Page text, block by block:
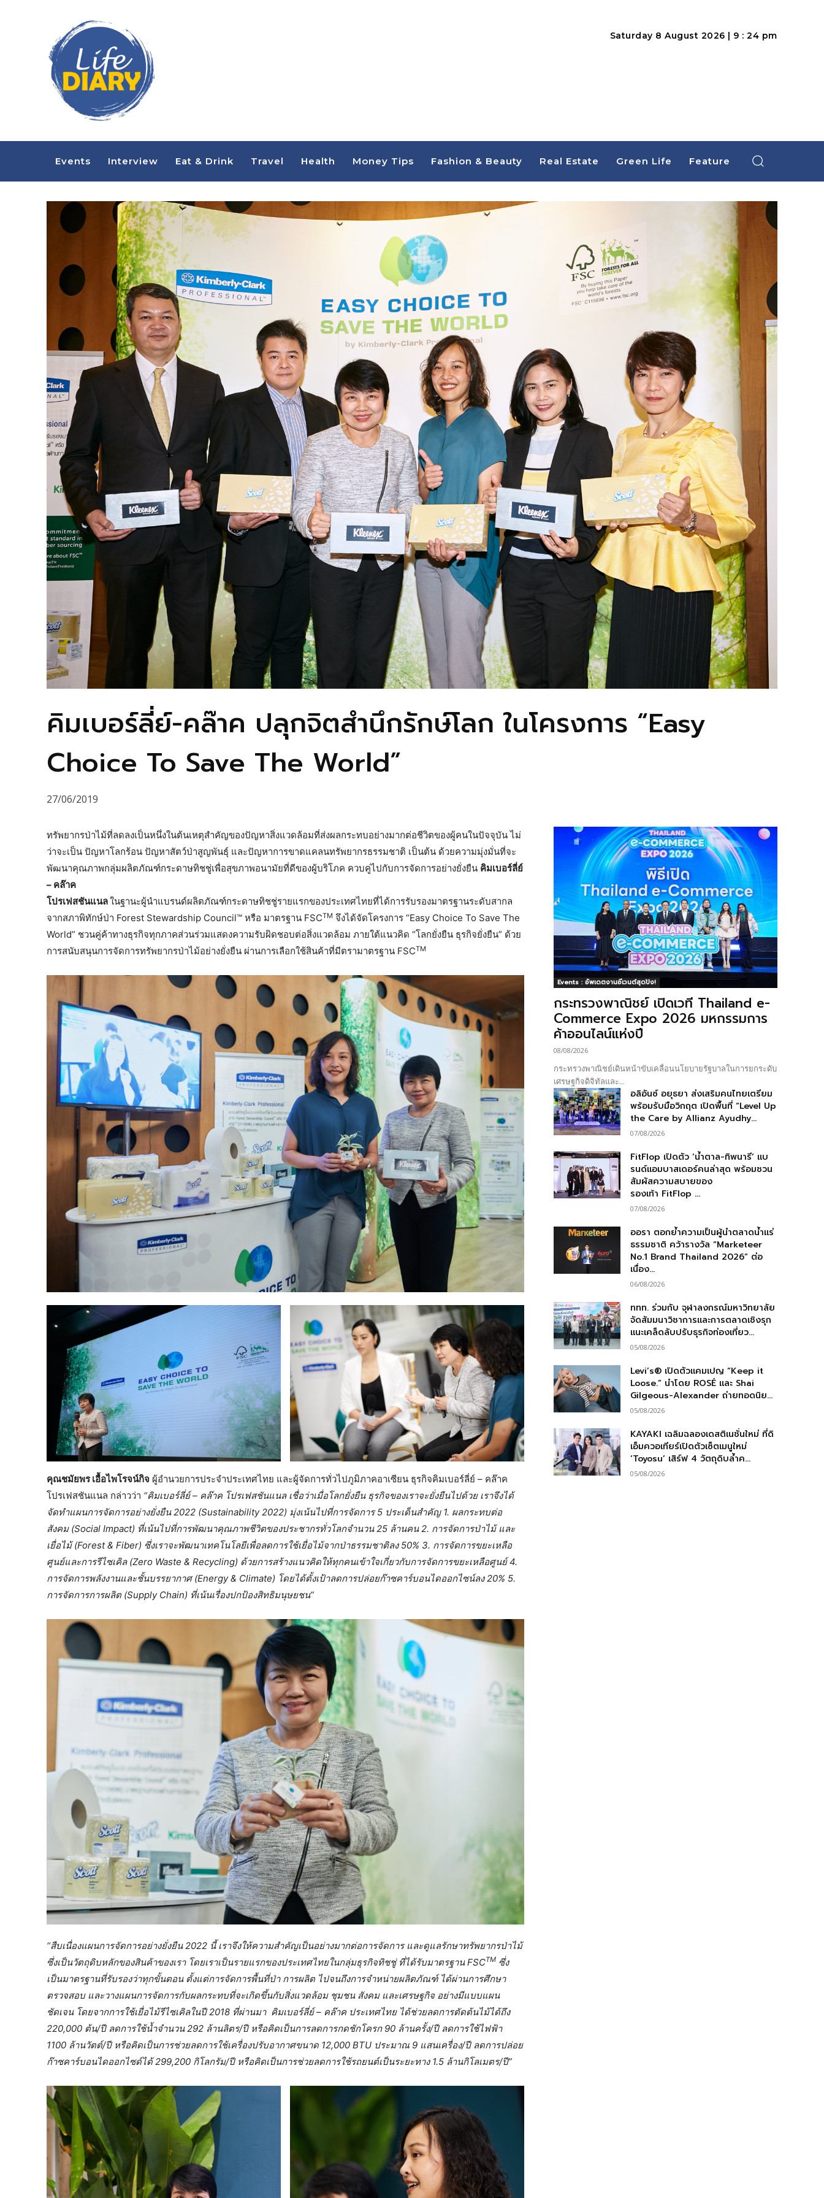
Saturday 8 August 2026 | 9 : 24 pm
Events Interview Eat & Drink Travel Health Money Tips Fashion & Beauty Real Estate Green Life Feature
คิมเบอร์ลี่ย์-คล๊าค ปลุกจิตสำนึกรักษ์โลก ในโครงการ “Easy
Choice To Save The World”
27/06/2019
ทรัพยากรป่าไม้ที่ลดลงเป็นหนึ่งในต้นเหตุสำคัญของปัญหาสิ่งแวดล้อมที่ส่งผลกระทบอย่างมากต่อชีวิตของผู้คนในปัจจุบัน ไม่
ว่าจะเป็น ปัญหาโลกร้อน ปัญหาสัตว์ป่าสูญพันธุ์ และปัญหาการขาดแคลนทรัพยากรธรรมชาติ เป็นต้น ด้วยความมุ่งมั่นที่จะ
พัฒนาคุณภาพกลุ่มผลิตภัณฑ์กระดาษทิชชู่เพื่อสุขภาพอนามัยที่ดีของผู้บริโภค ควบคู่ไปกับการจัดการอย่างยั่งยืน คิมเบอร์ลี่ย์
– คล๊าค
โปรเฟสชันแนลในฐานะผู้นำแบรนด์ผลิตภัณฑ์กระดาษทิชชู่รายแรกของประเทศไทยที่ได้การรับรองมาตรฐานระดับสากล
จากสภาพิทักษ์ป่า Forest Stewardship Council™ หรือ มาตรฐาน FSCTM จึงได้จัดโครงการ “Easy Choice To Save The
World” ชวนคู่ค้าทางธุรกิจทุกภาคส่วนร่วมแสดงความรับผิดชอบต่อสิ่งแวดล้อม ภายใต้แนวคิด “โลกยั่งยืน ธุรกิจยั่งยืน” ด้วย
การสนับสนุนการจัดการทรัพยากรป่าไม้อย่างยั่งยืน ผ่านการเลือกใช้สินค้าที่มีตรามาตรฐาน FSCTM
คุณชมัยพร เอื้อไพโรจน์กิจ ผู้อำนวยการประจำประเทศไทย และผู้จัดการทั่วไปภูมิภาคอาเซียน ธุรกิจคิมเบอร์ลี่ย์ – คล๊าค
โปรเฟสชันแนล กล่าวว่า “คิมเบอร์ลี่ย์ – คล๊าค โปรเฟสชันแนล เชื่อว่าเมื่อโลกยั่งยืน ธุรกิจของเราจะยั่งยืนไปด้วย เราจึงได้
จัดทำแผนการจัดการอย่างยั่งยืน 2022 (Sustainability 2022) มุ่งเน้นไปที่การจัดการ 5 ประเด็นสำคัญ 1. ผลกระทบต่อ
สังคม (Social Impact) ที่เน้นไปที่การพัฒนาคุณภาพชีวิตของประชากรทั่วโลกจำนวน 25 ล้านคน 2. การจัดการป่าไม้ และ
เยื่อไม้ (Forest & Fiber) ซึ่งเราจะพัฒนาเทคโนโลยีเพื่อลดการใช้เยื่อไม้จากป่าธรรมชาติลง 50% 3. การจัดการขยะเหลือ
ศูนย์และการรีไซเคิล (Zero Waste & Recycling) ด้วยการสร้างแนวคิดให้ทุกคนเข้าใจเกี่ยวกับการจัดการขยะเหลือศูนย์ 4.
การจัดการพลังงานและชั้นบรรยากาศ (Energy & Climate) โดยได้ตั้งเป้าลดการปล่อยก๊าซคาร์บอนไดออกไซน์ลง 20% 5.
การจัดการการผลิต (Supply Chain) ที่เน้นเรื่องปกป้องสิทธิมนุษยชน”
“สืบเนื่องแผนการจัดการอย่างยั่งยืน 2022 นี้ เราจึงให้ความสำคัญเป็นอย่างมากต่อการจัดการ และดูแลรักษาทรัพยากรป่าไม้
ซึ่งเป็นวัตถุดิบหลักของสินค้าของเรา โดยเราเป็นรายแรกของประเทศไทยในกลุ่มธุรกิจทิชชู่ ที่ได้รับมาตรฐาน FSCTM ซึ่ง
เป็นมาตรฐานที่รับรองว่าทุกขั้นตอน ตั้งแต่การจัดการพื้นที่ป่า การผลิต ไปจนถึงการจำหน่ายผลิตภัณฑ์ ได้ผ่านการศึกษา
ตรวจสอบ และวางแผนการจัดการกับผลกระทบที่จะเกิดขึ้นกับสิ่งแวดล้อม ชุมชน สังคม และเศรษฐกิจ อย่างมีแบบแผน
ชัดเจน โดยจากการใช้เยื่อไม้รีไซเคิลในปี 2018 ที่ผ่านมา คิมเบอร์ลี่ย์ – คล๊าค ประเทศไทย ได้ช่วยลดการตัดต้นไม้ได้ถึง
220,000 ต้น/ปี ลดการใช้น้ำจำนวน 292 ล้านลิตร/ปี หรือคิดเป็นการลดการกดชักโครก 90 ล้านครั้ง/ปี ลดการใช้ไฟฟ้า
1100 ล้านวัตต์/ปี หรือคิดเป็นการช่วยลดการใช้เครื่องปรับอากาศขนาด 12,000 BTU ประมาณ 9 แสนเครื่อง/ปี ลดการปล่อย
ก๊าซคาร์บอนไดออกไซด์ได้ 299,200 กิโลกรัม/ปี หรือคิดเป็นการช่วยลดการใช้รถยนต์เป็นระยะทาง 1.5 ล้านกิโลเมตร/ปี”
Events : อัพเดตงานอีเวนต์สุดปัง!
กระทรวงพาณิชย์ เปิดเวที Thailand e-
Commerce Expo 2026 มหกรรมการ
ค้าออนไลน์แห่งปี
08/08/2026
กระทรวงพาณิชย์เดินหน้าขับเคลื่อนนโยบายรัฐบาลในการยกระดับ
เศรษฐกิจดิจิทัลและ...
อลิอันซ์ อยุธยา ส่งเสริมคนไทยเตรียม
พร้อมรับมือวิกฤต เปิดพื้นที่ “Level Up
the Care by Allianz Ayudhy...
07/08/2026
FitFlop เปิดตัว ‘น้ำตาล-ทิพนารี’ แบ
รนด์แอมบาสเดอร์คนล่าสุด พร้อมชวน
สัมผัสความสบายของ
รองเท้า FitFlop ...
07/08/2026
ออรา ตอกย้ำความเป็นผู้นำตลาดน้ำแร่
ธรรมชาติ คว้ารางวัล “Marketeer
No.1 Brand Thailand 2026” ต่อ
เนื่อง...
06/08/2026
ททท. ร่วมกับ จุฬาลงกรณ์มหาวิทยาลัย
จัดสัมมนาวิชาการและการตลาดเชิงรุก
แนะเคล็ดลับปรับธุรกิจท่องเที่ยว...
05/08/2026
Levi’s® เปิดตัวแคมเปญ “Keep it
Loose.” นำโดย ROSÉ และ Shai
Gilgeous-Alexander ถ่ายทอดนิย...
05/08/2026
KAYAKI เฉลิมฉลองเดสติเนชั่นใหม่ ที่ดิ
เอ็มควอเทียร์เปิดตัวเซ็ตเมนูใหม่
‘Toyosu’ เสิร์ฟ 4 วัตถุดิบล้ำค...
05/08/2026